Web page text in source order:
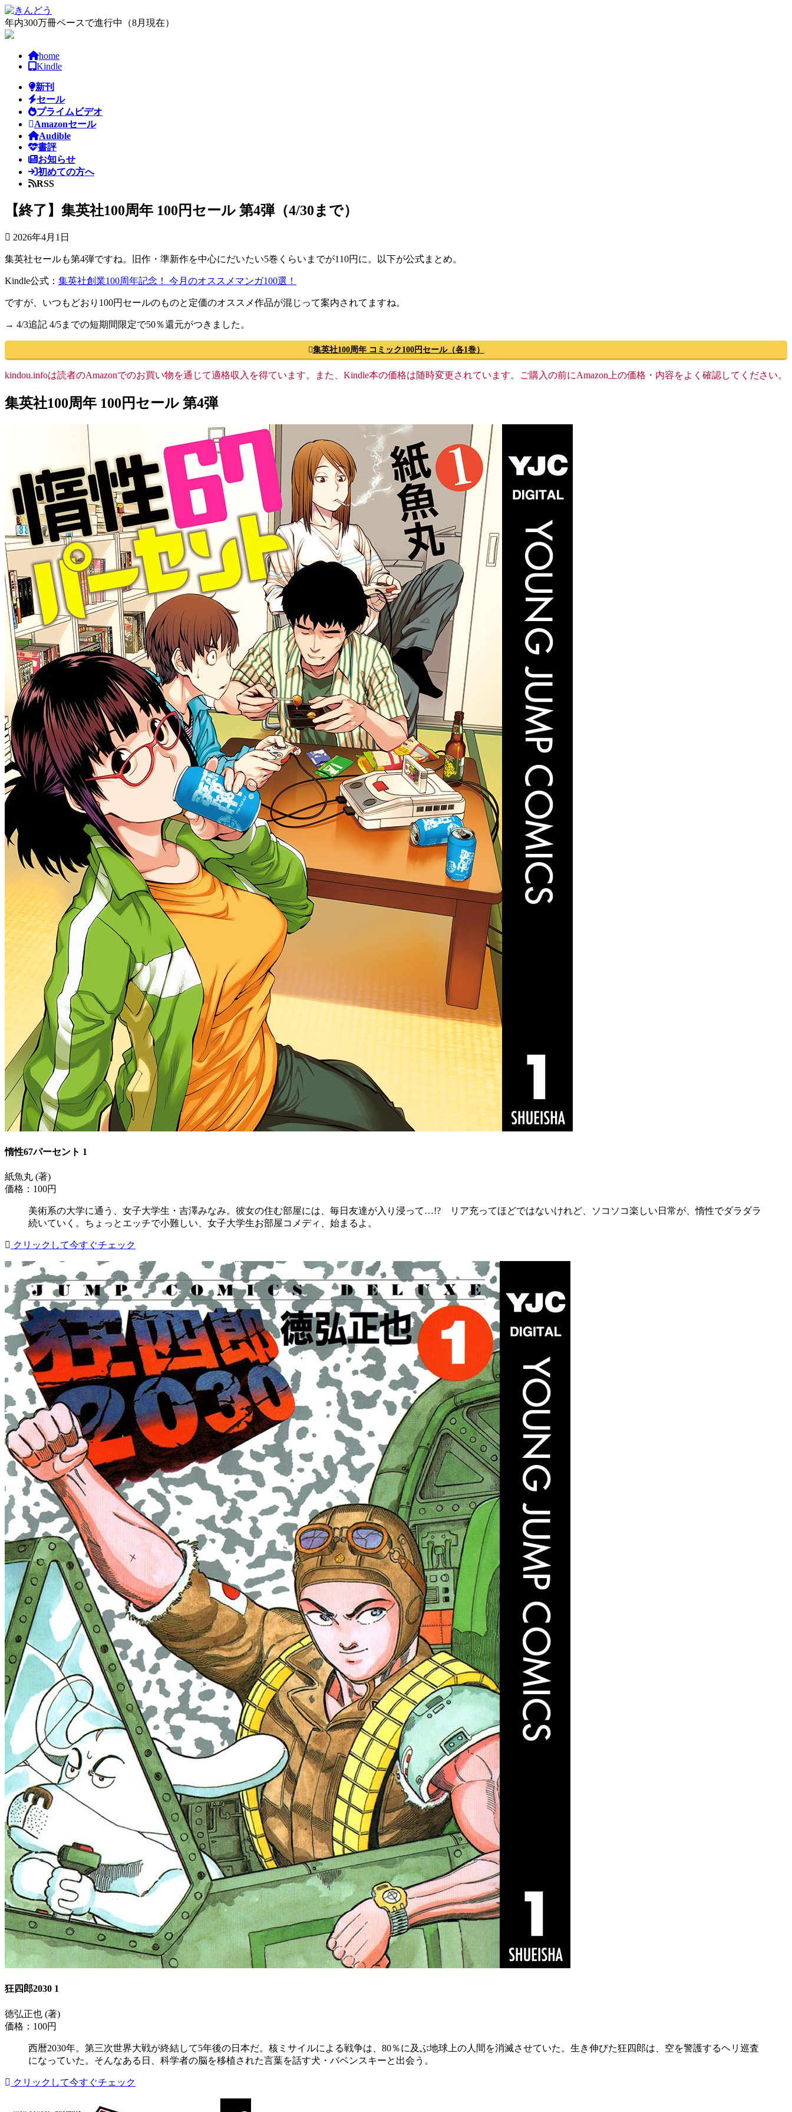
コ
ン
テ
ナ
ビ
ゲ
年内300万冊ペースで進行中（8月現在）
home
Kindle
新刊
セール
プライムビデオ
Amazonセール
Audible
書評
お知らせ
初めての方へ
RSS
【終了】集英社100周年 100円セール 第4弾（4/30まで）
2026年4月1日
集英社セールも第4弾ですね。旧作・準新作を中心にだいたい5巻くらいまでが110円に。以下が公式まとめ。
Kindle公式： 集英社創業100周年記念！ 今月のオススメマンガ100選！
ですが、いつもどおり100円セールのものと定価のオススメ作品が混じって案内されてますね。
→ 4/3追記 4/5までの短期間限定で50％還元がつきました。
集英社100周年 コミック100円セール（各1巻）
kindou.infoは読者のAmazonでのお買い物を通じて適格収入を得ています。また、Kindle本の価格は随時変更されています。ご購入の前にAmazon上の価格・内容をよく確認してください。
集英社100周年 100円セール 第4弾
惰性67パーセント 1
紙魚丸 (著)
価格：100円
美術系の大学に通う、女子大学生・吉澤みなみ。彼女の住む部屋には、毎日友達が入り浸って…!? リア充ってほどではないけれど、ソコソコ楽しい日常が、惰性でダラダラ
続いていく。ちょっとエッチで小難しい、女子大学生お部屋コメディ、始まるよ。
クリックして今すぐチェック
狂四郎2030 1
徳弘正也 (著)
価格：100円
西暦2030年。第三次世界大戦が終結して5年後の日本だ。核ミサイルによる戦争は、80％に及ぶ地球上の人間を消滅させていた。生き伸びた狂四郎は、空を警護するヘリ巡査
になっていた。そんなある日、科学者の脳を移植された言葉を話す犬・バベンスキーと出会う。
クリックして今すぐチェック